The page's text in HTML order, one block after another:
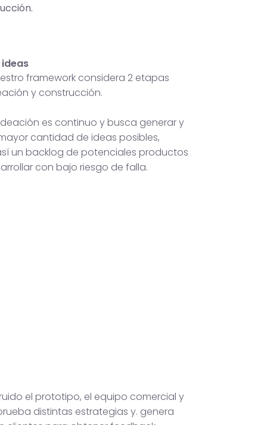
framework considera 2 etapas
y construcción.
es continuo y busca generar y
cantidad de ideas posibles,
un backlog de potenciales productos
con bajo riesgo de falla.
el prototipo, el equipo comercial y
distintas estrategias y. genera